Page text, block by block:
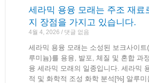
세라믹 용융 모래는 주조 재료
지 장점을 가지고 있습니다.
4월 4, 2026 댓글 없음
세라믹 용융 모래는 소성된 보크사이
루미늄)를 용융, 발포, 체질 및 혼합 과
융 ​​세라믹 모래의 일종입니다. 세라믹
적 및 화학적 조성 화학 분석[%] 알루